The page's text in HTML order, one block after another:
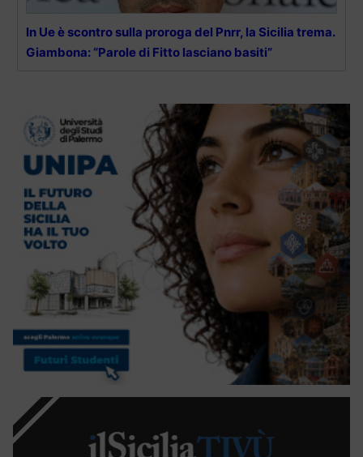
In Ue è scontro sulla proroga del Pnrr, la Sicilia trema.
Giambona: “Parole di Fitto lasciano basiti”